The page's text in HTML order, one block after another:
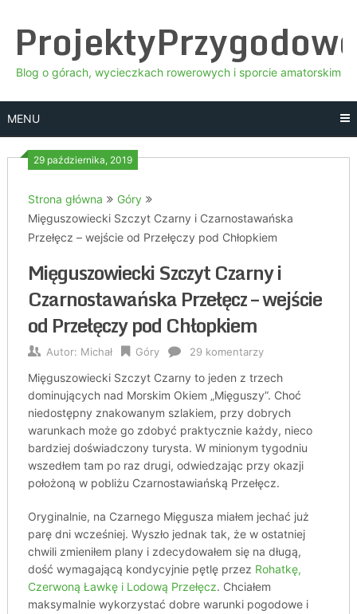
content
Blog o górach, wycieczkach rowerowych i sporcie amatorskim
MENU
29 października, 2019
Strona główna
Góry
Mięguszowiecki Szczyt Czarny i Czarnostawańska
Przełęcz – wejście od Przełęczy pod Chłopkiem
Mięguszowiecki Szczyt Czarny i
Czarnostawańska Przełęcz – wejście
od Przełęczy pod Chłopkiem
Autor: Michał Góry 29 komentarzy
Mięguszowiecki Szczyt Czarny to jeden z trzech
dominujących nad Morskim Okiem „Mięguszy”. Choć
niedostępny znakowanym szlakiem, przy dobrych
warunkach może go zdobyć praktycznie każdy, nieco
bardziej doświadczony turysta. W minionym tygodniu
wszedłem tam po raz drugi, odwiedzając przy okazji
położoną w pobliżu Czarnostawiańską Przełęcz.
Oryginalnie, na Czarnego Mięgusza miałem jechać już
parę dni wcześniej. Wyszło jednak tak, że w ostatniej
chwili zmieniłem plany i zdecydowałem się na długą,
dość wymagającą kondycyjnie pętlę przez Rohatkę,
Czerwoną Ławkę i Lodową Przełęcz. Chciałem
maksymalnie wykorzystać dobre warunki pogodowe i